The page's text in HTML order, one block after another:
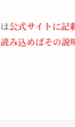
公式サイトに記
み込めばその説